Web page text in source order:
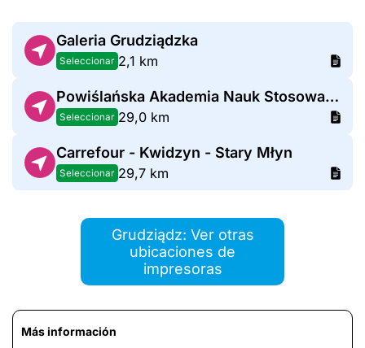
Galeria Grudziądzka
Seleccionar 2,1 km
Powiślańska Akademia Nauk Stosowanych w Kwidzynie
Seleccionar 29,0 km
Carrefour - Kwidzyn - Stary Młyn
Seleccionar 29,7 km
Grudziądz: Ver otras
ubicaciones de
impresoras
Más información